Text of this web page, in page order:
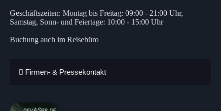
Geschäftszeiten: Montag bis Freitag: 09:00 - 21:00 Uhr,
Samstag, Sonn- und Feiertage: 10:00 - 15:00 Uhr
Buchung auch im Reisebüro
Firmen- & Pressekontakt